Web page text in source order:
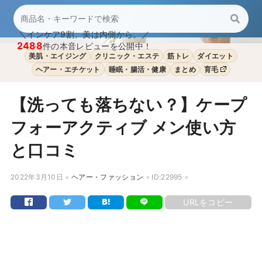
＼インケア9割、美は内側から。／
2488件の本音レビューを公開中！
美肌・エイジング クリニック・エステ 筋トレ
ダイエット
ヘアー・エチケット
睡眠・腸活・健康 まとめ 育毛
【洗っても落ちない？】ケープ
フォーアクティブ メン使い方
と口コミ
2022年3月10日 ヘアー・ファッション ID:22995
URLをコピー